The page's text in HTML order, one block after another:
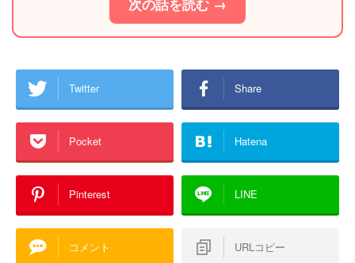
次の話を読む →
Twitter Share
Pocket Hatena
Pinterest LINE
コメント URLコピー